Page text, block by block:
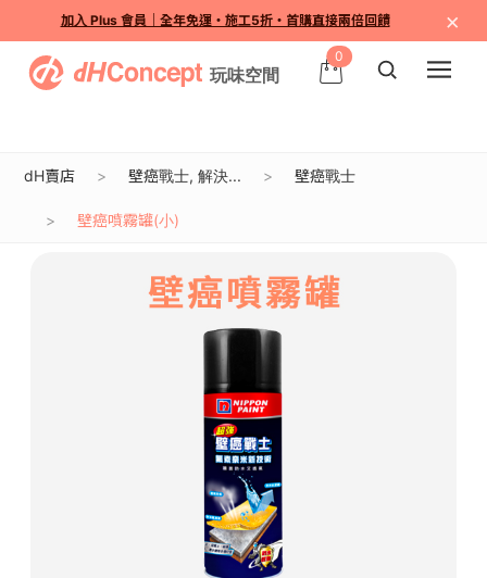
加入 Plus 會員｜全年免運・施工5折・首購直接兩倍回饋 ×
0
dH賣店 壁癌戰士, 解決... 壁癌戰士
壁癌噴霧罐(小)